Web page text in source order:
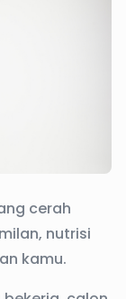
cerah
nutrisi
kamu.